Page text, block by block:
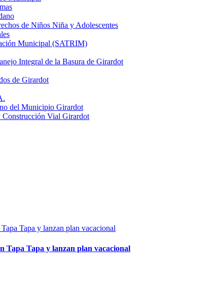
de Niños Niña y Adolescentes
Municipal (SATRIM)
Integral de la Basura de Girardot
de Girardot
del Municipio Girardot
Vial Girardot
Tapa Tapa y lanzan plan vacacional